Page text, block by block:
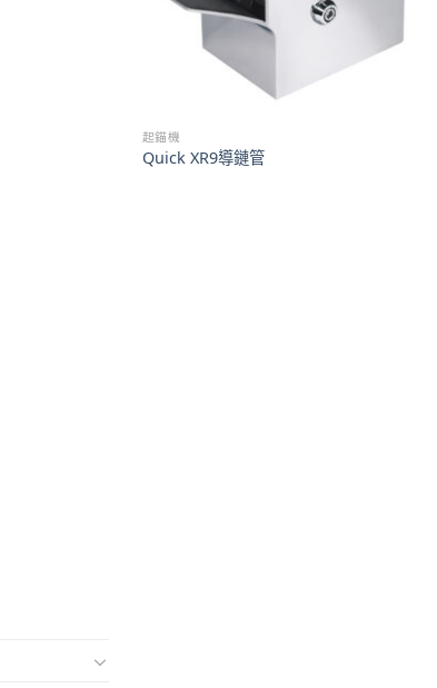
起錨機
Quick XR9導鏈管